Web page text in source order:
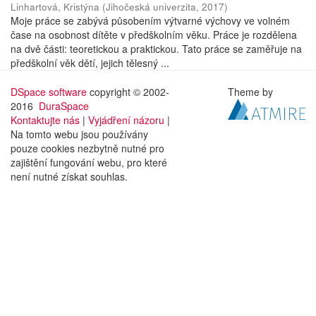
Linhartová, Kristýna (Jihočeská univerzita, 2017)
Moje práce se zabývá působením výtvarné výchovy ve volném
čase na osobnost dítěte v předškolním věku. Práce je rozdělena
na dvě části: teoretickou a praktickou. Tato práce se zaměřuje na
předškolní věk dětí, jejich tělesný ...
DSpace software copyright © 2002-
2016 DuraSpace
Kontaktujte nás | Vyjádření názoru |
Na tomto webu jsou používány
pouze cookies nezbytně nutné pro
zajištění fungování webu, pro které
není nutné získat souhlas.
Theme by